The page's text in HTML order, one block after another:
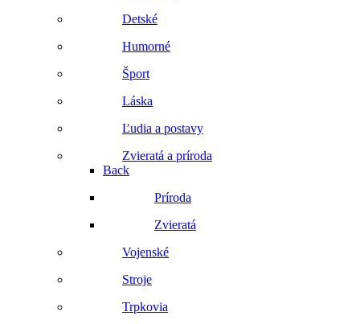
Detské
Humorné
Šport
Láska
Ľudia a postavy
Zvieratá a príroda
Back
Príroda
Zvieratá
Vojenské
Stroje
Trpkovia